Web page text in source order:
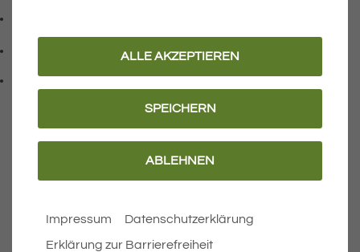
info@eriskirch.de
E-Mail Adresse: info@eriskirch.de
Adresse:
Wichtige Links
Öffnungszeiten Rathaus
ALLE AKZEPTIEREN
SPEICHERN
ABLEHNEN
Impressum
Datenschutzerklärung
Erklärung zur Barrierefreiheit